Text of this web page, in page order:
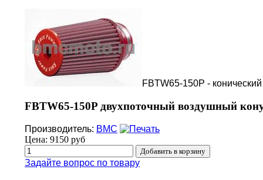
FBTW65-150P -
FBTW65-150P двухпоточный воздушный
Производитель: BMC
Цена: 9150 руб
Задайте вопрос по товару